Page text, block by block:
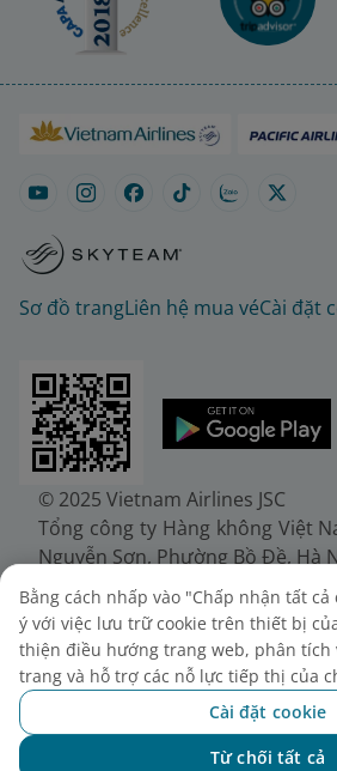
Sơ đồ trangLiên hệ mua véCài đặt
© 2025 Vietnam Airlines JSC
Tổng công ty Hàng không Việt
Nguyễn Sơn, Phường Bồ Đề, Hà
Điện thoại: (+84-24)
38722375
Giấy chứng nhận đăng ký
doanh nghiệp 0100107518,
30/6/2010, đăng ký thay đổi
24/7/2025, cấp bởi Sở Tài chính
Bằng cách nhấp vào "Chấp nhận tất
ý với việc lưu trữ cookie trên thiết bị
thiện điều hướng trang web, phân tích
trang và hỗ trợ các nỗ lực tiếp thị của
Cài đặt cookie
Từ chối tất cả